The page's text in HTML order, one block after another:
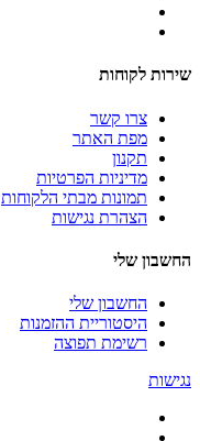
שירות לקוחות
צרו קשר
מפת האתר
תקנון
מדיניות הפרטיות
תמונות מבתי הלקוחות
הצהרת נגישות
החשבון שלי
החשבון שלי
היסטוריית ההזמנות
רשימת תפוצה
נגישות